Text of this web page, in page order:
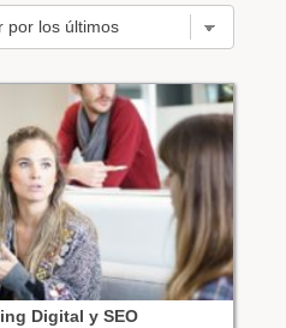
Digital y SEO